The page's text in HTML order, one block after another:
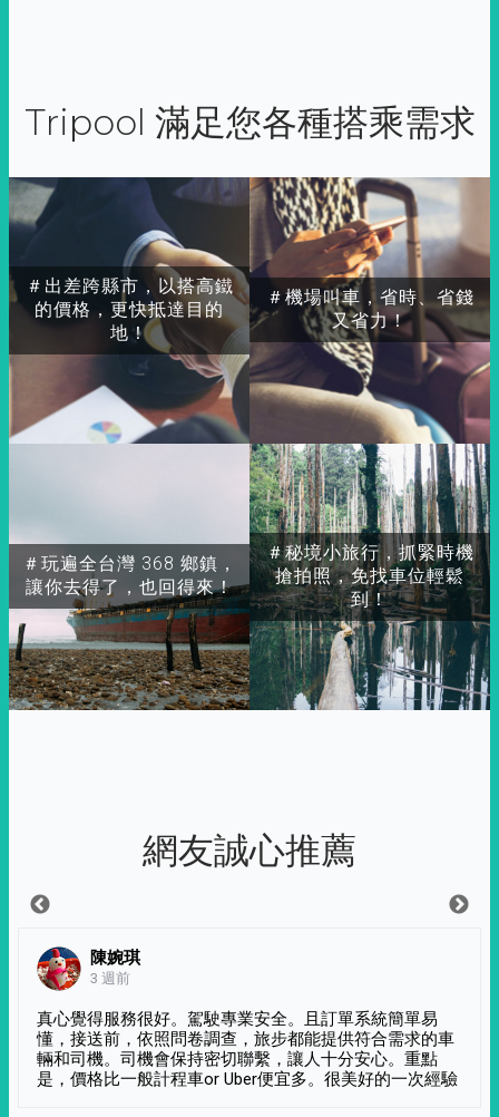
Tripool 滿足您各種搭乘需求
＃出差跨縣市，以搭高鐵
的價格，更快抵達目的
地！
＃玩遍全台灣 368 鄉鎮，
讓你去得了，也回得來！
＃秘境小旅行，抓緊時機
搶拍照，免找車位輕鬆
到！
＃機場叫車，省時、省錢
又省力！
網友誠心推薦
陳婉琪
3 週前
真心覺得服務很好。駕駛專業安全。且訂單系統簡單易
懂，接送前，依照問卷調查，旅步都能提供符合需求的車
輛和司機。司機會保持密切聯繫，讓人十分安心。重點
是，價格比一般計程車or Uber便宜多。很美好的一次經驗